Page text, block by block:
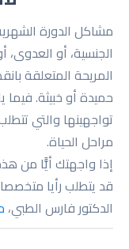
مشاكل الدورة
الجنسیة، أو العدوى،
المریحة المتعلقة
حمیدة أو خبیثة.
تواجهینها والتي
مراحل الحیاة.
إذا واجهتك أیًّا من
قد یتطلب رأیا
الدكتور فارس الطبي،